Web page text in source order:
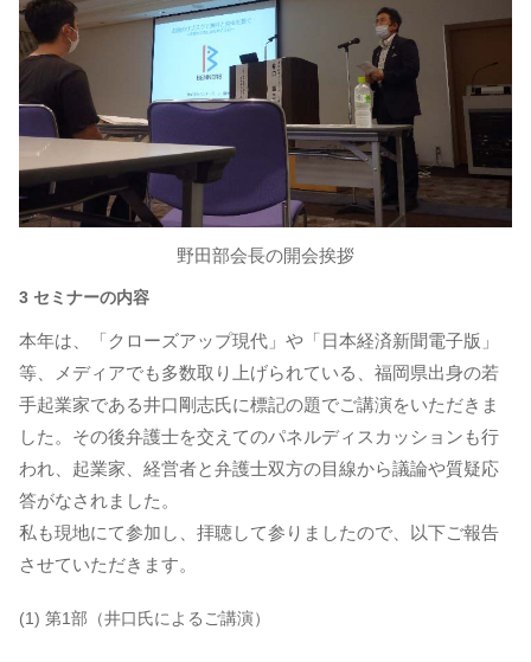
野田部会長の開会挨拶
3 セミナーの内容
本年は、「クローズアップ現代」や「日本経済新聞電子版」
等、メディアでも多数取り上げられている、福岡県出身の若
手起業家である井口剛志氏に標記の題でご講演をいただきま
した。その後弁護士を交えてのパネルディスカッションも行
われ、起業家、経営者と弁護士双方の目線から議論や質疑応
答がなされました。
私も現地にて参加し、拝聴して参りましたので、以下ご報告
させていただきます。
(1) 第1部（井口氏によるご講演）